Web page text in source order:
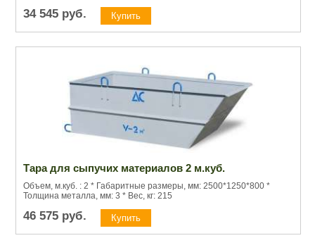
34 545 руб.
Тара для сыпучих материалов 2 м.куб.
Объем, м.куб. : 2 * Габаритные размеры, мм: 2500*1250*800 *
Толщина металла, мм: 3 * Вес, кг: 215
46 575 руб.